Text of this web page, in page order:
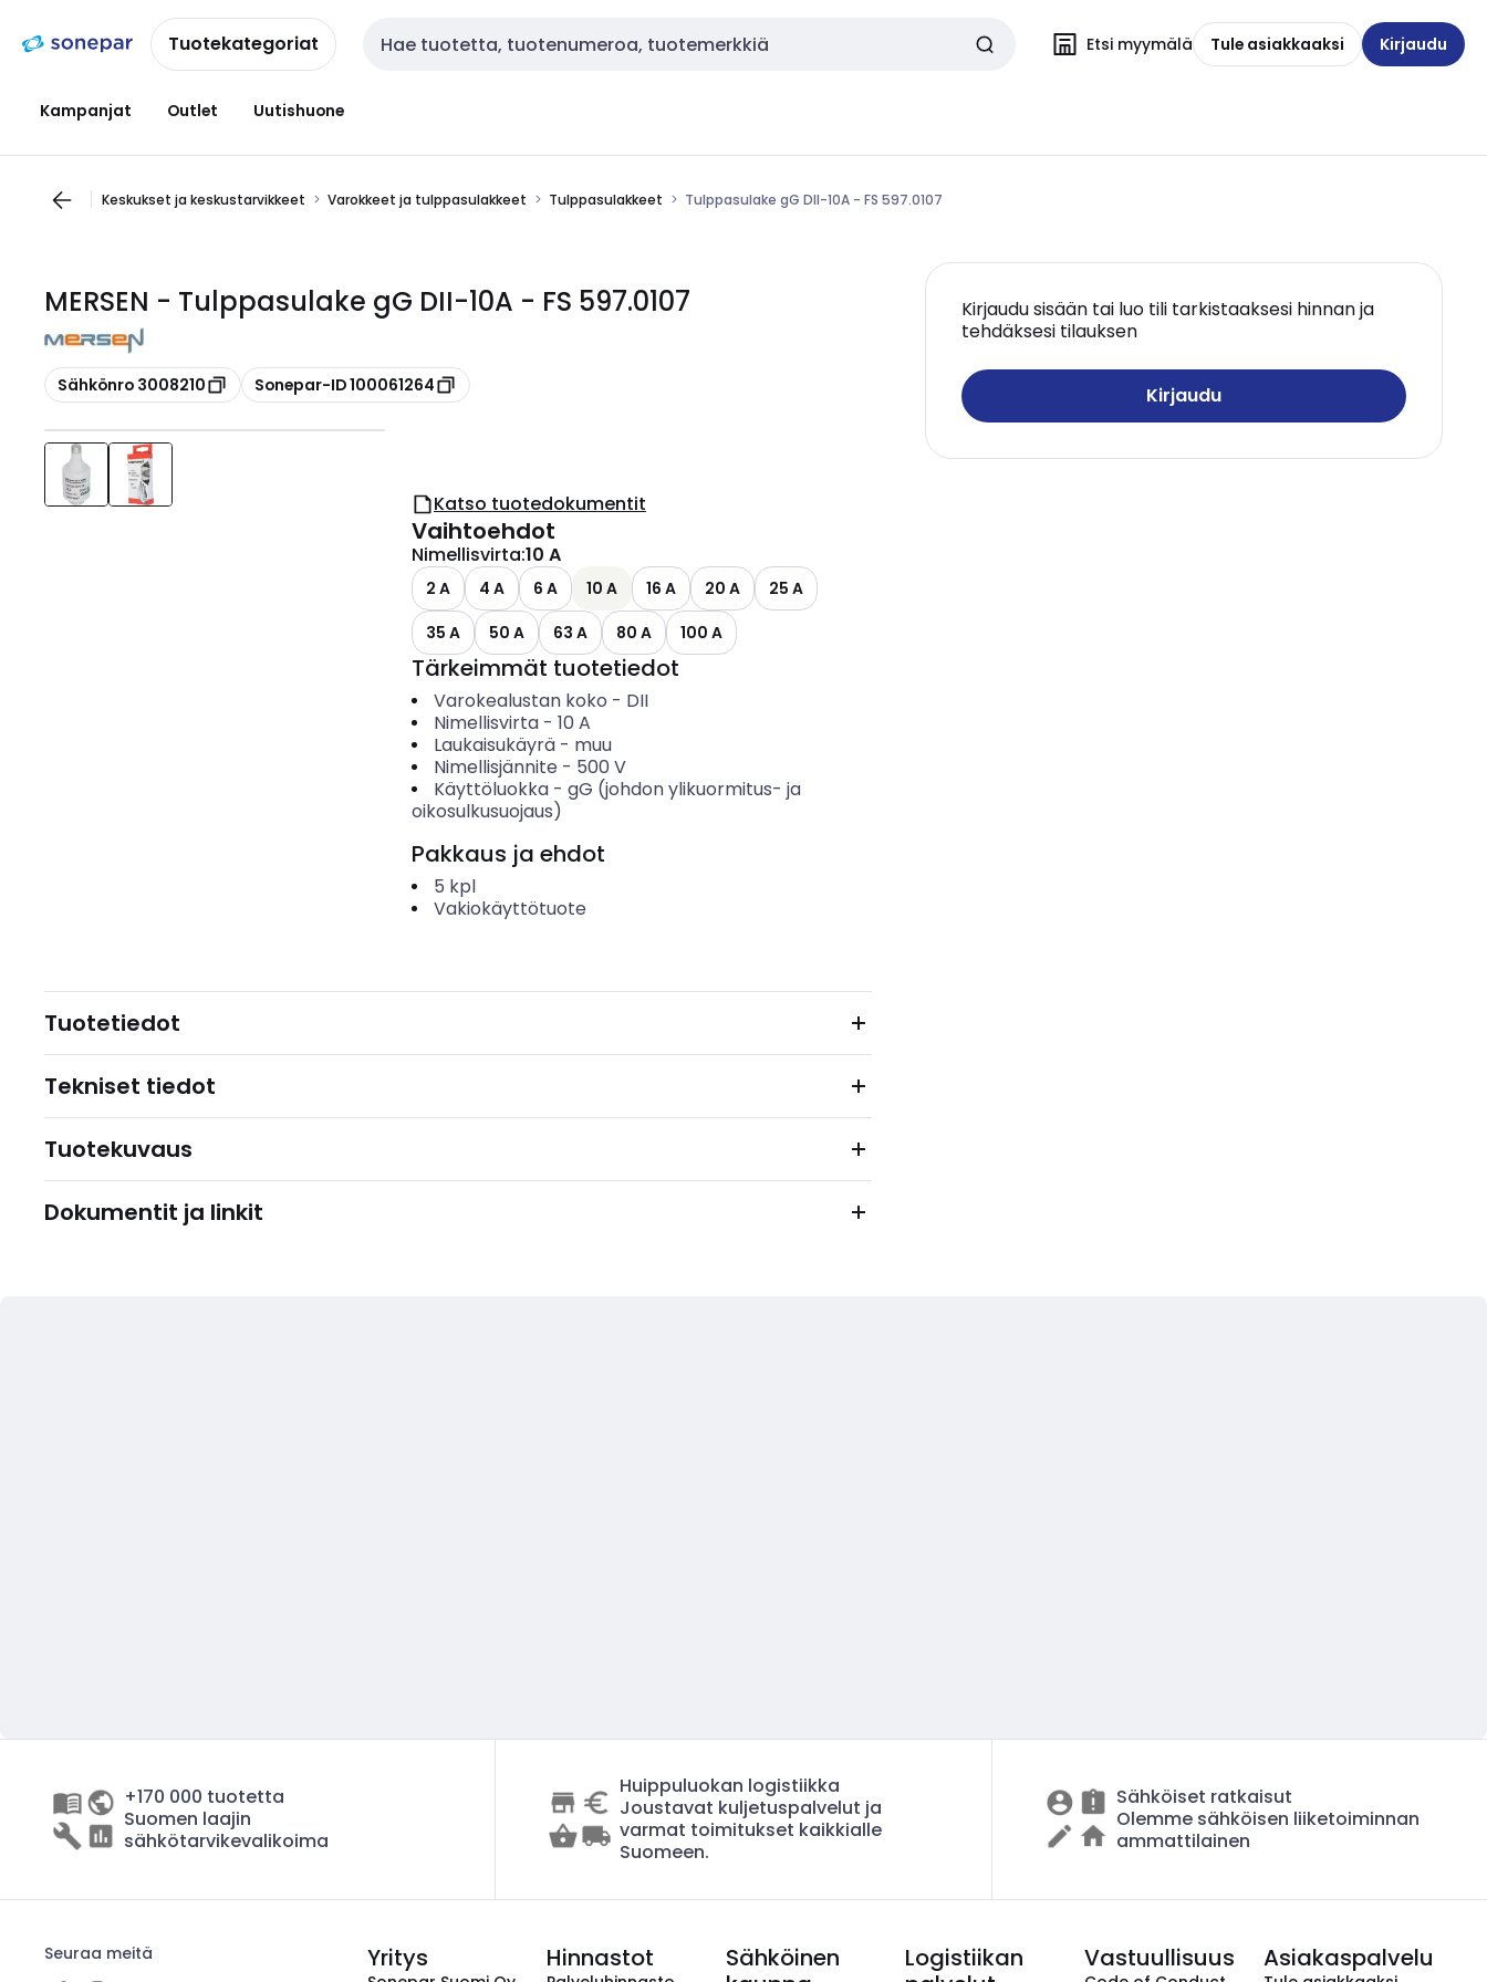
navigointiinsisältöönTuotekategoriat Haku Etsi myymälä Tule asiakkaaksi Kirjaudu
Kampanjat Outlet Uutishuone
Keskukset ja keskustarvikkeet Varokkeet ja tulppasulakkeet Tulppasulakkeet Tulppasulake gG DII-10A - FS 597.0107
MERSEN - Tulppasulake gG DII-10A - FS 597.0107
Kopioi
Sähkönro 3008210 Kopioi
Sonepar-ID 100061264
Kirjaudu sisään tai luo tili tarkistaaksesi hinnan ja
tehdäksesi tilauksen
Kirjaudu
Katso tuotedokumentit
Vaihtoehdot
Nimellisvirta:10 A
2 A 4 A 6 A 10 A 16 A 20 A
25 A
35 A
50 A 63 A 80 A 100 A
Tärkeimmät tuotetiedot
Varokealustan koko - DII
Nimellisvirta- 10 A
Laukaisukäyrä- muu
Nimellisjännite - 500 V
Käyttöluokka- gG (johdon ylikuormitus- ja
oikosulkusuojaus)
Pakkaus ja ehdot
5 kpl
Vakiokäyttötuote
Tuotetiedot
Tekniset tiedot
Tuotekuvaus
Dokumentit ja linkit
+170 000 tuotetta
Suomen laajin
sähkötarvikevalikoima
Huippuluokan logistiikka
Joustavat kuljetuspalvelut ja
varmat toimitukset kaikkialle
Suomeen.
Sähköiset ratkaisut
Olemme sähköisen liiketoiminnan
ammattilainen
Seuraa meitä Yritys Hinnastot
Sähköinen
Logistiikan
Vastuullisuus Asiakaspalvelu